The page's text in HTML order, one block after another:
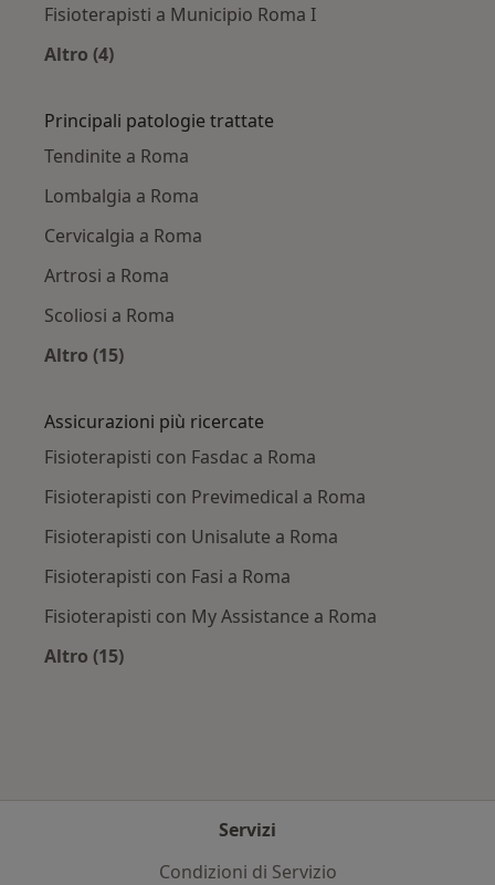
Fisioterapisti a Municipio Roma I
Altro (4)
Principali patologie trattate
Tendinite a Roma
Lombalgia a Roma
Cervicalgia a Roma
Artrosi a Roma
Scoliosi a Roma
Altro (15)
Assicurazioni più ricercate
Fisioterapisti con Fasdac a Roma
Fisioterapisti con Previmedical a Roma
Fisioterapisti con Unisalute a Roma
Fisioterapisti con Fasi a Roma
Fisioterapisti con My Assistance a Roma
Altro (15)
Servizi
Condizioni di Servizio